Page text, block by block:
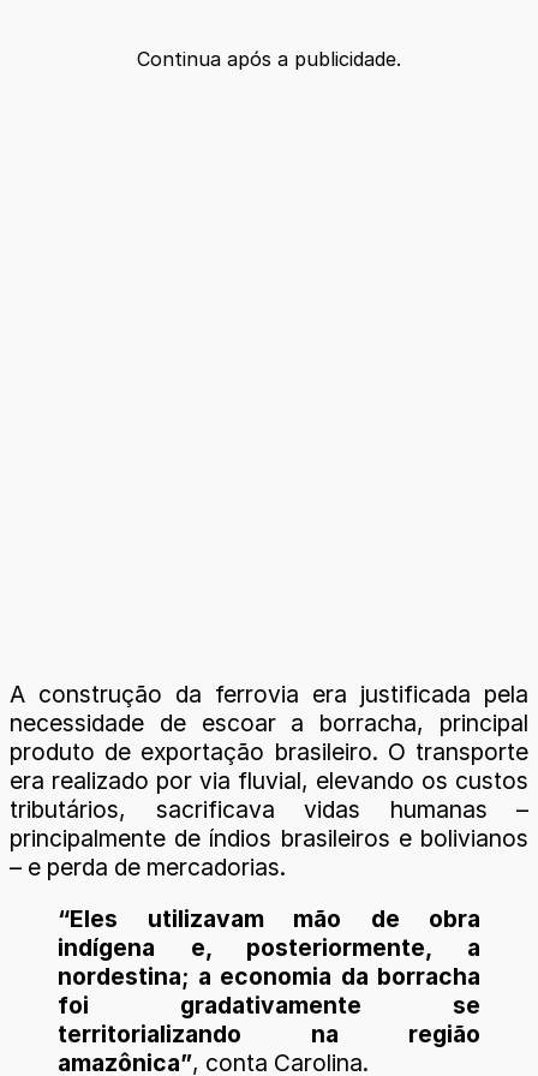
Continua após a publicidade.
A construção da ferrovia era justificada pela
necessidade de escoar a borracha, principal
produto de exportação brasileiro. O transporte
era realizado por via fluvial, elevando os custos
tributários, sacrificava vidas humanas –
principalmente de índios brasileiros e bolivianos
– e perda de mercadorias.
“Eles utilizavam mão de obra
indígena e, posteriormente, a
nordestina; a economia da borracha
foi gradativamente se
territorializando na região
amazônica”, conta Carolina.